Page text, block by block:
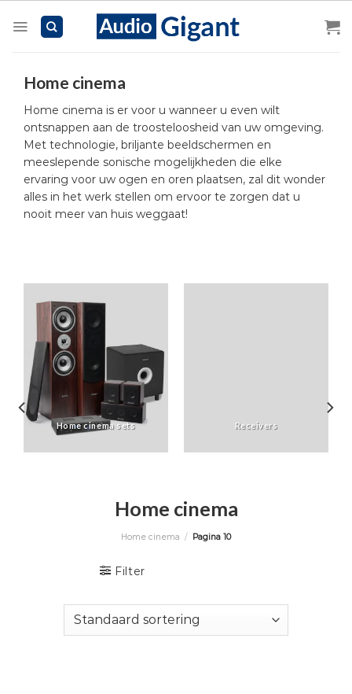
Home cinema
Home cinema is er voor u wanneer u even wilt
ontsnappen aan de troosteloosheid van uw omgeving.
Met technologie, briljante beeldschermen en
meeslepende sonische mogelijkheden die elke
ervaring voor uw ogen en oren plaatsen, zal dit wonder
alles in het werk stellen om ervoor te zorgen dat u
nooit meer van huis weggaat!
Home cinema sets Receivers
Home cinema
Home cinema / Pagina 10
Filter